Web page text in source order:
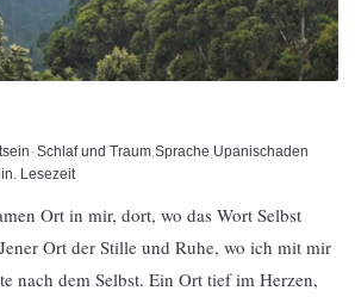
·Schlaf und Traum Sprache Upanischaden
Lesezeit
Ort in mir, dort, wo das Wort Selbst
Ort der Stille und Ruhe, wo ich mit mir
nach dem Selbst. Ein Ort tief im Herzen,